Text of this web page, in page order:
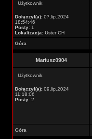
Użytkownik
Dołączył(a): 07.lip.2024
18:54:46
Posty: 1
Lokalizacja: Uster CH
Góra
Mariusz0904
Użytkownik
Dołączył(a): 09.lip.2024
11:18:06
Posty: 2
Góra